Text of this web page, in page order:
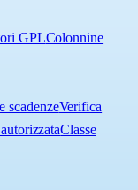
GPLColonnine
scadenzeVerifica
Classe